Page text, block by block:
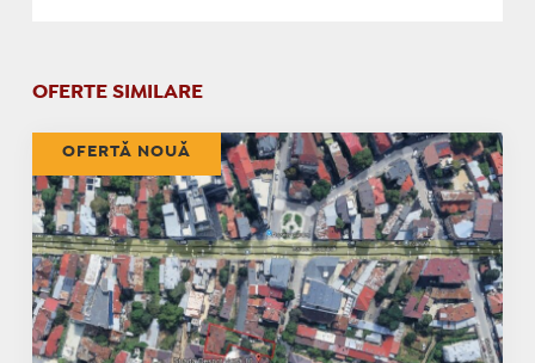
OFERTE SIMILARE
OFERTĂ NOUĂ